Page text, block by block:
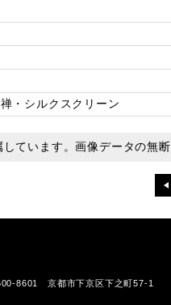
・シルクスクリーン
ています。画像データの無
8601 京都市下京区下之町57-1